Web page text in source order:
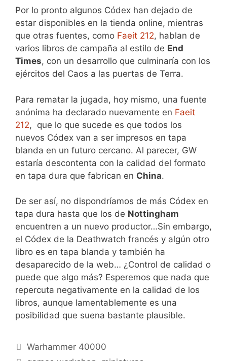
Por lo pronto algunos Códex han dejado de
estar disponibles en la tienda online, mientras
que otras fuentes, como Faeit 212, hablan de
varios libros de campaña al estilo de End
Times, con un desarrollo que culminaría con los
ejércitos del Caos a las puertas de Terra.
Para rematar la jugada, hoy mismo, una fuente
anónima ha declarado nuevamente en Faeit
212, que lo que sucede es que todos los
nuevos Códex van a ser impresos en tapa
blanda en un futuro cercano. Al parecer, GW
estaría descontenta con la calidad del formato
en tapa dura que fabrican en China.
De ser así, no dispondríamos de más Códex en
tapa dura hasta que los de Nottingham
encuentren a un nuevo productor…Sin embargo,
el Códex de la Deathwatch francés y algún otro
libro es en tapa blanda y también ha
desaparecido de la web… ¿Control de calidad o
puede que algo más? Esperemos que nada que
repercuta negativamente en la calidad de los
libros, aunque lamentablemente es una
posibilidad que suena bastante plausible.
Categorías
Warhammer 40000